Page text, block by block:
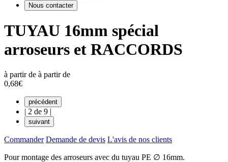
Nous contacter
TUYAU 16mm spécial
arroseurs et RACCORDS
à partir de à partir de
0,68€
précédent
| 2 de 9 |
suivant
Commander Demande de devis L'avis de nos clients
Pour montage des arroseurs avec du tuyau PE ∅ 16mm.